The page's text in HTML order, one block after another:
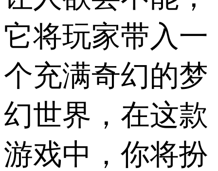
它将玩家带入一
个充满奇幻的梦
幻世界，在这款
游戏中，你将扮